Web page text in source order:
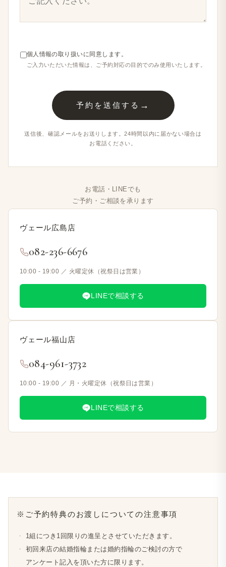
個人情報の​取り扱いに​同意します。
ご入力いただいた​情報は、​ご予約対応の​目的で​のみ​使用いたします。
予約を送信する →
送信後、​確認メールを​お送りします。​24時間以内に​届かない​場合は​
お電話ください。
お電話・LINEでも
ご予約・​ご相談を​承ります
ヴェール​広島店
082-236-6676
10:00 - 19:00 ／ 火曜定休​（祝祭日は​営業）
LINEで​相談する
ヴェール福山店
084-961-3732
10:00 - 19:00 ／ 月・火曜定休​（祝祭日は​営業）
LINEで​相談する
※ご予約​特典の​お渡しに​ついての​注意事項
・
1組に​つき1回限りの​進呈とさせていただきます。
・
初回来店の​結婚​指輪または​婚約指輪の​ご検討の​方で​
アンケート記入を​頂いた方に​限ります。